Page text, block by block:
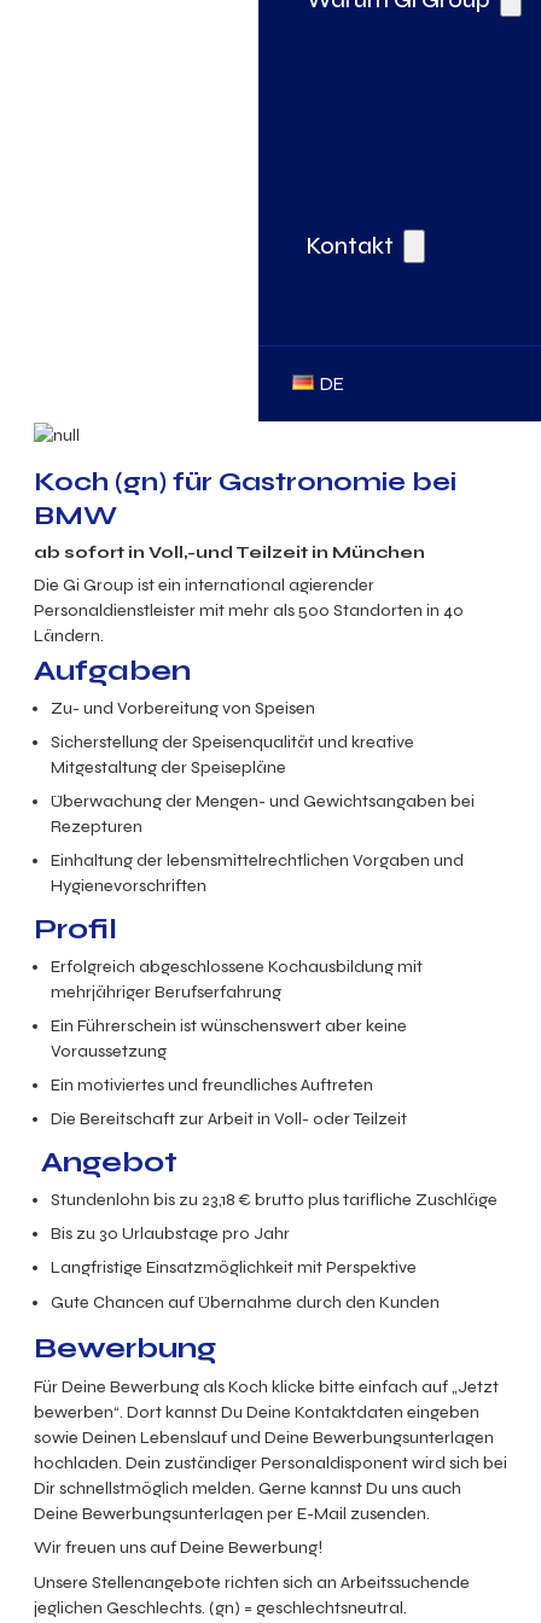
Kontakt
DE
Koch (gn) für Gastronomie bei
BMW
ab sofort in Voll,-und Teilzeit in München
Die Gi Group ist ein international agierender
Personaldienstleister mit mehr als 500 Standorten in 40
Ländern.
Aufgaben
Zu- und Vorbereitung von Speisen
Sicherstellung der Speisenqualität und kreative
Mitgestaltung der Speisepläne
Überwachung der Mengen- und Gewichtsangaben bei
Rezepturen
Einhaltung der lebensmittelrechtlichen Vorgaben und
Hygienevorschriften
Profil
Erfolgreich abgeschlossene Kochausbildung mit
mehrjähriger Berufserfahrung
Ein Führerschein ist wünschenswert aber keine
Voraussetzung
Ein motiviertes und freundliches Auftreten
Die Bereitschaft zur Arbeit in Voll- oder Teilzeit
Angebot
Stundenlohn bis zu 23,18€ brutto plus tarifliche Zuschläge
Bis zu 30 Urlaubstage pro Jahr
Langfristige Einsatzmöglichkeit mit Perspektive
Gute Chancen auf Übernahme durch den Kunden
Bewerbung
Für Deine Bewerbung als Koch klicke bitte einfach auf „Jetzt
bewerben“. Dort kannst Du Deine Kontaktdaten eingeben
sowie Deinen Lebenslauf und Deine Bewerbungsunterlagen
hochladen. Dein zuständiger Personaldisponent wird sich bei
Dir schnellstmöglich melden. Gerne kannst Du uns auch
Deine Bewerbungsunterlagen per E-Mail zusenden.
Wir freuen uns auf Deine Bewerbung!
Unsere Stellenangebote richten sich an Arbeitssuchende
jeglichen Geschlechts. (gn) = geschlechtsneutral.